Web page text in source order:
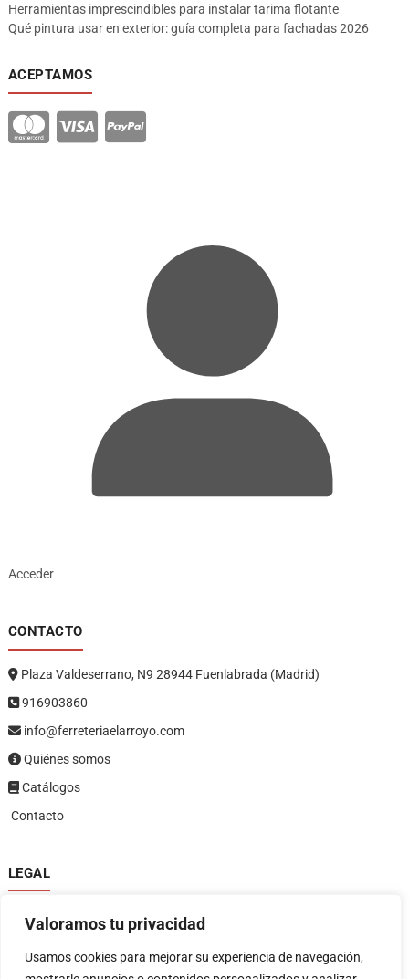
Valoramos tu privacidad
Usamos cookies para mejorar su experiencia de navegación,
Herramientas imprescindibles para instalar tarima flotante
Qué pintura usar en exterior: guía completa para fachadas 2026
ACEPTAMOS
Acceder
CONTACTO
Plaza Valdeserrano, N9 28944 Fuenlabrada (Madrid)
916903860
info@ferreteriaelarroyo.com
Quiénes somos
Catálogos
Contacto
LEGAL
Política de privacidad
Política de devoluciones y reembolsos
Términos y condiciones